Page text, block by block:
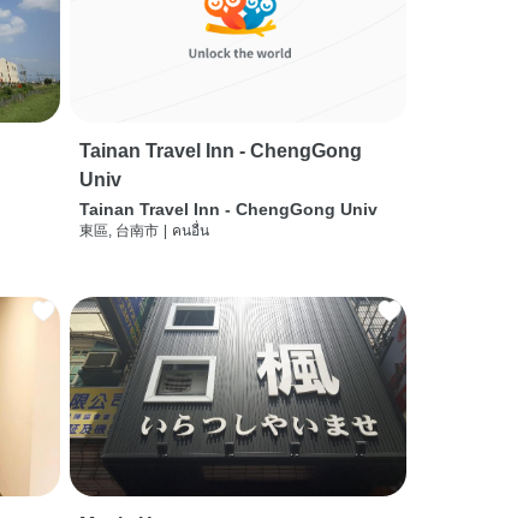
Tainan Travel Inn - ChengGong
Univ
Tainan Travel Inn - ChengGong Univ
東區, 台南市 คนอื่น